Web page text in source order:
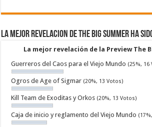
La mejor revelacion de The Big Summer ha
La mejor revelación de la Preview The
Guerreros del Caos para el Viejo Mundo (25%, 16
Ogros de Age of Sigmar (20%, 13 Votos)
Kill Team de Exoditas y Orkos (20%, 13 Votos)
Caja de inicio y reglamento del Viejo Mundo